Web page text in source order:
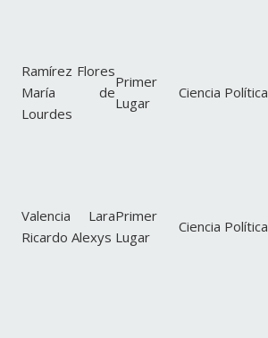
Ramírez Flores
María de
Lourdes
Primer
Lugar
Ciencia Política
Valencia Lara
Ricardo Alexys
Primer
Lugar
Ciencia Política